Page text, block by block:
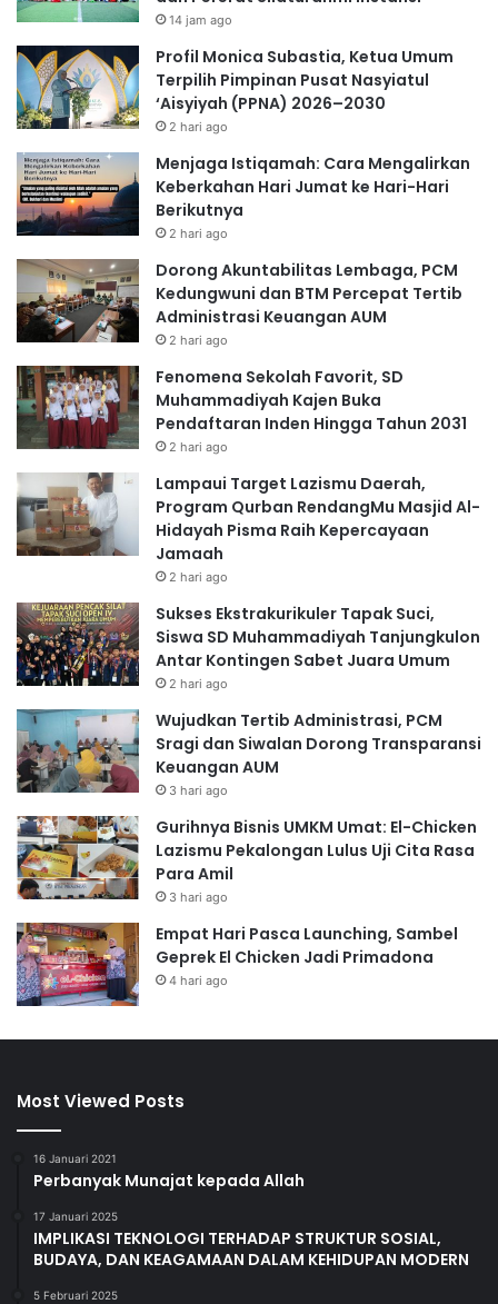
14 jam ago
Profil Monica Subastia, Ketua Umum
Terpilih Pimpinan Pusat Nasyiatul
‘Aisyiyah (PPNA) 2026–2030
2 hari ago
Menjaga Istiqamah: Cara Mengalirkan
Keberkahan Hari Jumat ke Hari-Hari
Berikutnya
2 hari ago
Dorong Akuntabilitas Lembaga, PCM
Kedungwuni dan BTM Percepat Tertib
Administrasi Keuangan AUM
2 hari ago
Fenomena Sekolah Favorit, SD
Muhammadiyah Kajen Buka
Pendaftaran Inden Hingga Tahun 2031
2 hari ago
Lampaui Target Lazismu Daerah,
Program Qurban RendangMu Masjid Al-
Hidayah Pisma Raih Kepercayaan
Jamaah
2 hari ago
Sukses Ekstrakurikuler Tapak Suci,
Siswa SD Muhammadiyah Tanjungkulon
Antar Kontingen Sabet Juara Umum
2 hari ago
Wujudkan Tertib Administrasi, PCM
Sragi dan Siwalan Dorong Transparansi
Keuangan AUM
3 hari ago
Gurihnya Bisnis UMKM Umat: El-Chicken
Lazismu Pekalongan Lulus Uji Cita Rasa
Para Amil
3 hari ago
Empat Hari Pasca Launching, Sambel
Geprek El Chicken Jadi Primadona
4 hari ago
Most Viewed Posts
16 Januari 2021
Perbanyak Munajat kepada Allah
17 Januari 2025
IMPLIKASI TEKNOLOGI TERHADAP STRUKTUR SOSIAL,
BUDAYA, DAN KEAGAMAAN DALAM KEHIDUPAN MODERN
5 Februari 2025